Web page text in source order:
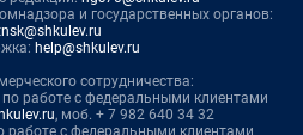
и государственных органов:
help@shkulev.ru
сотрудничества:
работе с федеральными клиентами
, моб. + 7 982 640 34 32